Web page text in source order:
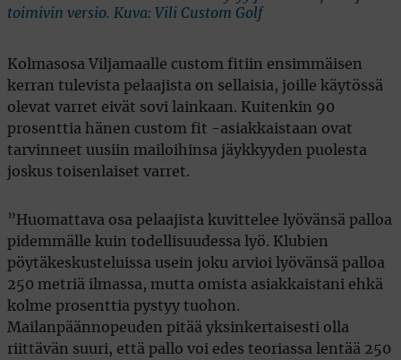
toimivin versio. Kuva: Vili Custom Golf
Kolmasosa Viljamaalle custom fitiin ensimmäisen
kerran tulevista pelaajista on sellaisia, joille käytössä
olevat varret eivät sovi lainkaan. Kuitenkin 90
prosenttia hänen custom fit -asiakkaistaan ovat
tarvinneet uusiin mailoihinsa jäykkyyden puolesta
joskus toisenlaiset varret.
”Huomattava osa pelaajista kuvittelee lyövänsä palloa
pidemmälle kuin todellisuudessa lyö. Klubien
pöytäkeskusteluissa usein joku arvioi lyövänsä palloa
250 metriä ilmassa, mutta omista asiakkaistani ehkä
kolme prosenttia pystyy tuohon.
Mailanpäännopeuden pitää yksinkertaisesti olla
riittävän suuri, että pallo voi edes teoriassa lentää 250